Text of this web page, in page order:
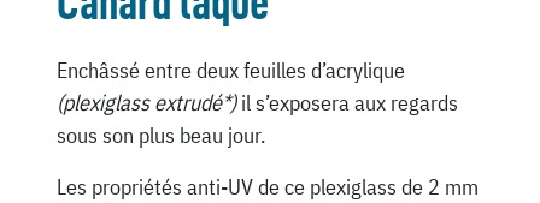
Enchâssé entre deux feuilles d’acrylique
(plexiglass extrudé*)il s’exposera aux regards
sous son plus beau jour.
Les propriétés anti-UV de ce plexiglass de 2 mm